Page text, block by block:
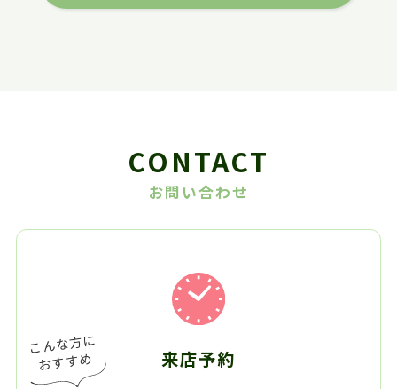
CONTACT
お問い合わせ
来店予約